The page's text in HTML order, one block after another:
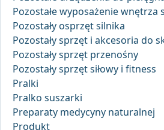
Pozostałe wyposażenie wnętrza
Pozostały osprzęt silnika
Pozostały sprzęt i akcesoria do
Pozostały sprzęt przenośny
Pozostały sprzęt siłowy i fitness
Pralki
Pralko suszarki
Preparaty medycyny naturalnej
Produkt